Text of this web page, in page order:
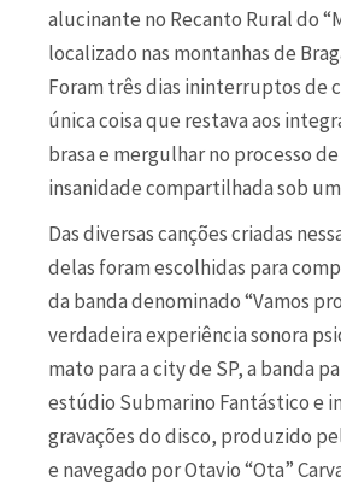
alucinante no Recanto Rural do
localizado nas montanhas de
Foram três dias ininterruptos de
única coisa que restava aos
brasa e mergulhar no processo
insanidade compartilhada sob
Das diversas canções criadas
delas foram escolhidas para
da banda denominado “Vamos
verdadeira experiência sonora
mato para a city de SP, a banda
estúdio Submarino Fantástico e
gravações do disco, produzido
e navegado por Otavio “Ota”